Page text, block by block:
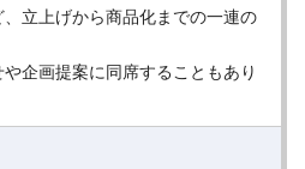
立上げから商品化までの一連の
企画提案に同席することもあり